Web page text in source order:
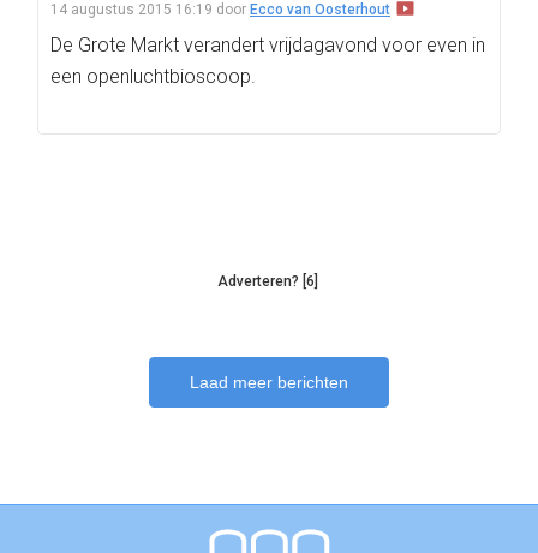
14 augustus 2015 16:19 door Ecco van Oosterhout
De Grote Markt verandert vrijdagavond voor even in
een openluchtbioscoop.
Adverteren? [6]
Laad meer berichten